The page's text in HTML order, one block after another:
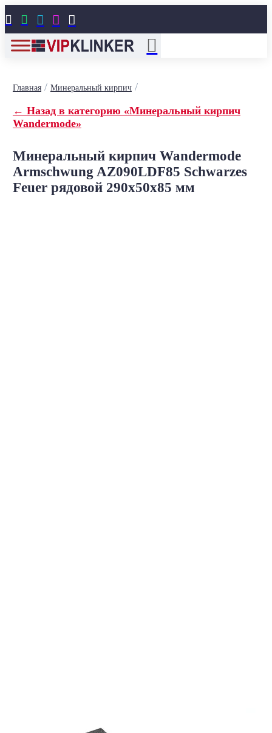
    
Главная/ Минеральный кирпич/
← Назад в категорию «Минеральный кирпич
Wandermode»
Минеральный кирпич Wandermode
Armschwung AZ090LDF85 Schwarzes
Feuer рядовой 290x50x85 мм